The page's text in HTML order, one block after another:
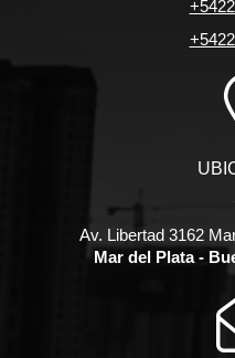
Av. Libertad 3162
Mar del Plata -